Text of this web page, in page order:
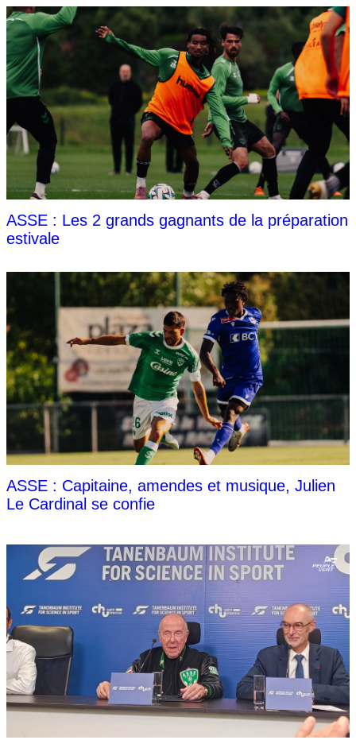
ASSE : Les 2 grands gagnants de la préparation
estivale
ASSE : Capitaine, amendes et musique, Julien
Le Cardinal se confie